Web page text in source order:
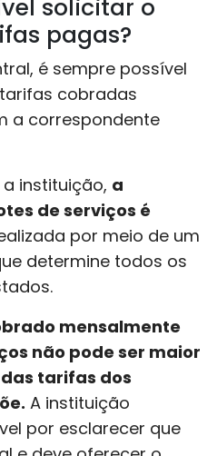
solicitar o
pagas?
é sempre possível
cobradas
a correspondente
instituição, a
de serviços é
por meio de um
determine todos os
mensalmente
não pode ser maior
tarifas dos
A instituição
por esclarecer que